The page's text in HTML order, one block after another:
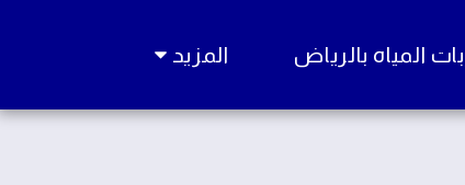
المياه بالرياض المزيد